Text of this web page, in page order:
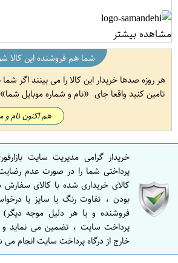
مشاهده بیشتر
شما هم فروشنده این کالا
هر روزه صدها خریدار این کالا را می بینند اگر شما
تامین کنید واقعا جای
نام و شماره موبایل شما
هم اکنون نام و
خریدار گرامی مدیریت سایت
پرداختی شما را در صورت عدم
کالای خریداری شده با کالای
بودن ، تفاوت رنگ یا سایز یا
فروشنده و یا هر دلیل موجه
پرداخت سایت ، تضمین می نماید و
خارج از درگاه پرداخت سایت انجام می